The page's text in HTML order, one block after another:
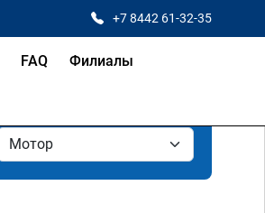
+7 8442 61-32-35
FAQ Филиалы